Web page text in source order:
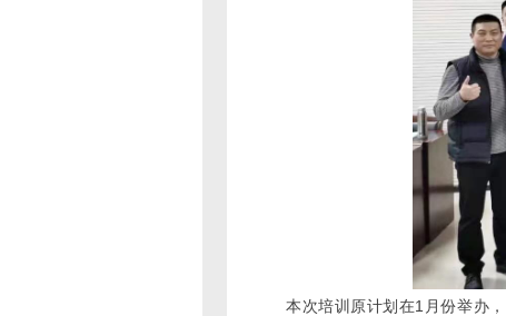
本次培训原计划在1月份举办